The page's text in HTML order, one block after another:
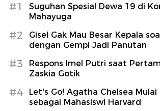
#1
Suguhan Spesial Dewa 19 di
Mahayuga
#2
Gisel Gak Mau Besar Kepala
dengan Gempi Jadi Panutan
#3
Respons Imel Putri saat
Zaskia Gotik
#4
Let's Go! Agatha Chelsea Mulai
sebagai Mahasiswi Harvard